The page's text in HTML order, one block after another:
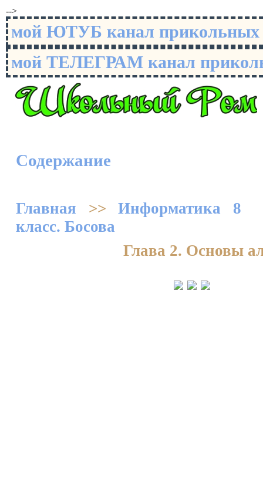
-->
мой ЮТУБ канал
мой ТЕЛЕГРАМ канал
Содержание
Главная >>Информатика 8
класс. Босова
Глава 2. Основы